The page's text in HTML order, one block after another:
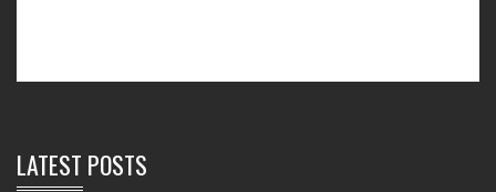
LATEST POSTS